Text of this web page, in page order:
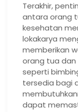
Terakhir,
antara orang
kesehatan
lokakarya
memberikan
orang tua dan
seperti
tersedia bagi
dapat